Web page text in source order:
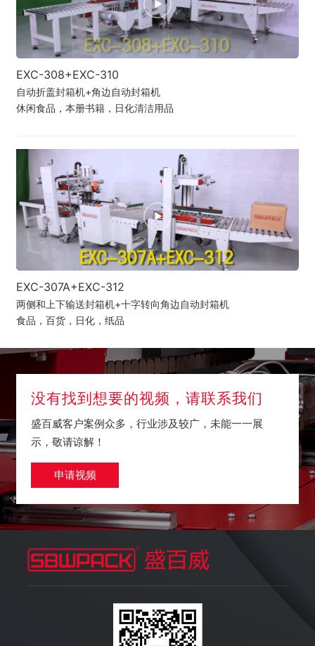
EXC-308+EXC-310
自动折盖封箱机+角边自动封箱机
休闲食品，本册书籍，日化清洁用品
EXC-307A+EXC-312
两侧和上下输送封箱机+十字转向角边自动封箱机
食品，百货，日化，纸品
没有找到想要的视频，请联系我们
盛百威客户案例众多，行业涉及较广，未能一一展
示，敬请谅解！
申请视频